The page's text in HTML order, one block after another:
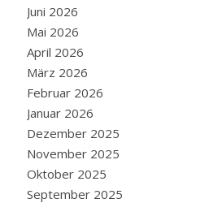
Juni 2026
Mai 2026
April 2026
März 2026
Februar 2026
Januar 2026
Dezember 2025
November 2025
Oktober 2025
September 2025